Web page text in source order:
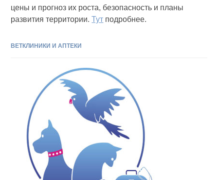
цены и прогноз их роста, безопасность и планы
развития территории.Тут подробнее.
ВЕТКЛИНИКИ И АПТЕКИ